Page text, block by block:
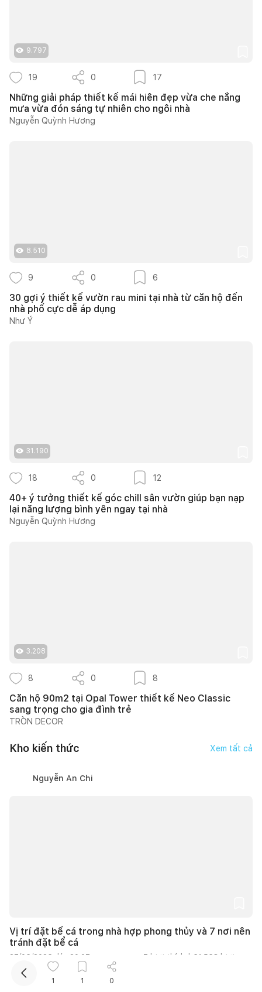
9.797
19 0 17
Những giải pháp thiết kế mái hiên đẹp vừa che nắng
mưa vừa đón sáng tự nhiên cho ngôi nhà
Nguyễn Quỳnh Hương
8.510
9 0 6
30 gợi ý thiết kế vườn rau mini tại nhà từ căn hộ đến
nhà phố cực dễ áp dụng
Như Ý
31.190
18 0 12
40+ ý tưởng thiết kế góc chill sân vườn giúp bạn nạp
lại năng lượng bình yên ngay tại nhà
Nguyễn Quỳnh Hương
3.208
8 0 8
Căn hộ 90m2 tại Opal Tower thiết kế Neo Classic
sang trọng cho gia đình trẻ
TRÒN DECOR
Kho kiến thức Xem tất cả
Nguyễn An Chi
Vị trí đặt bể cá trong nhà hợp phong thủy và 7 nơi nên
tránh đặt bể cá
27/06/2026, lúc 20:07 7 lượt thích | 61.568 lượt xem
1 1 0